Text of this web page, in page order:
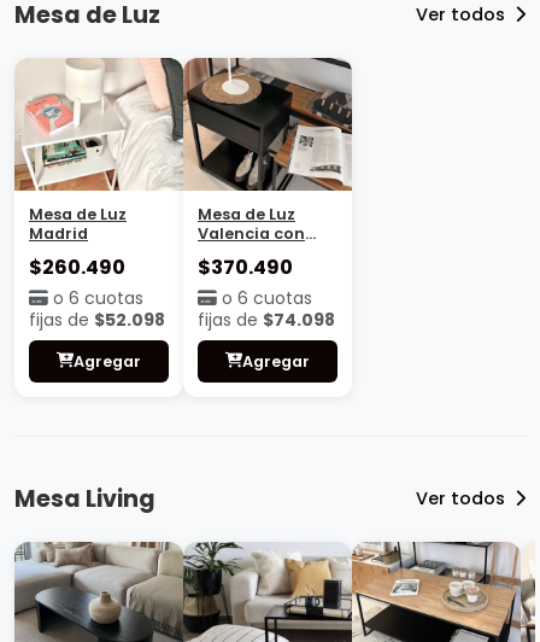
Mesa de Luz Ver todos
Mesa de Luz
Madrid
$260.490
o 6 cuotas
fijas de $52.098
Agregar
Mesa de Luz
Valencia con
$370.490
o 6 cuotas
fijas de $74.098
Agregar
Mesa Living Ver todos